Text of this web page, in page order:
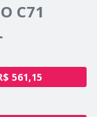
C71
561,15